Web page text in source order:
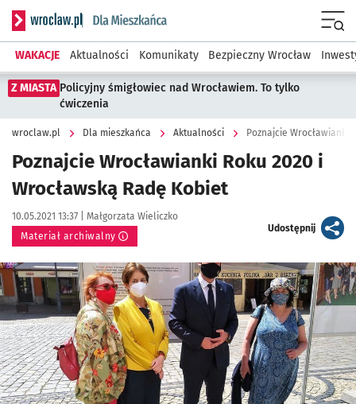
Serwis informacyjny wroclaw.pl podserwis: Dla mieszkańca
WAKACJE Aktualności Komunikaty Bezpieczny Wrocław
Z MIASTA Policyjny śmigłowiec nad Wrocławiem. To tylko
ćwiczenia
wroclaw.pl Dla mieszkańca Aktualności Poznajcie Wrocławianki
Poznajcie Wrocławianki Roku 2020 i
Wrocławską Radę Kobiet
Data publikacji:
10.05.2021 13:37 | Autor:
Małgorzata Wieliczko
Materiał archiwalny
Udostępnijartykuł
Kliknij, aby powiększyć